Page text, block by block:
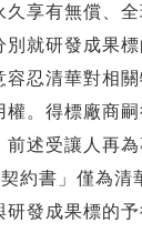
享有無償、
別就研發成果
忍清華對相
。得標廠商
述受讓人再為
約書」僅為
發成果標的